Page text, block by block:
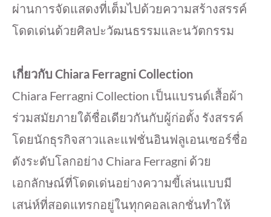
ผ่านการจัดแสดงที่เต็มไปด้วยความสร้างสรรค์
โดดเด่นด้วยศิลปะวัฒนธรรมและนวัตกรรม
เกี่ยวกับ Chiara Ferragni Collection
Chiara Ferragni Collection เป็นแบรนด์เสื้อผ้า
ร่วมสมัยภายใต้ชื่อเดียวกันกับผู้ก่อตั้ง รังสรรค์
โดยนักธุรกิจสาวและแฟชั่นอินฟลูเอนเซอร์ชื่อ
ดังระดับโลกอย่าง Chiara Ferragni ด้วย
เอกลักษณ์ที่โดดเด่นอย่างความขี้เล่นแบบมี
เสน่ห์ที่สอดแทรกอยู่ในทุกคอลเลกชั่นทำให้